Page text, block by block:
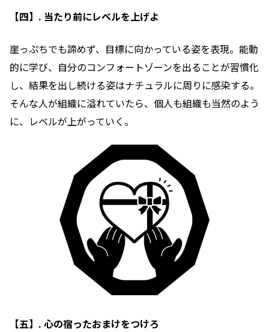
【四】. 当たり前にレベルを上げよ
崖っぷちでも諦めず、目標に向かっている姿を表現。能動
的に学び、自分のコンフォートゾーンを出ることが習慣化
し、結果を出し続ける姿はナチュラルに周りに感染する。
そんな人が組織に溢れていたら、個人も組織も当然のよう
に、レベルが上がっていく。
【五】. 心の宿ったおまけをつけろ